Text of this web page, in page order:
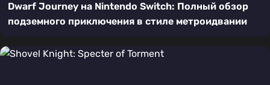
Dwarf Journey на Nintendo Switch: Полный обзор
подземного приключения в стиле метроидвании